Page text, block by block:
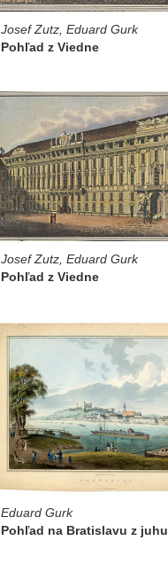
Josef Zutz, Eduard Gurk
Pohľad z Viedne
Josef Zutz, Eduard Gurk
Pohľad z Viedne
Eduard Gurk
Pohľad na Bratislavu z juhu